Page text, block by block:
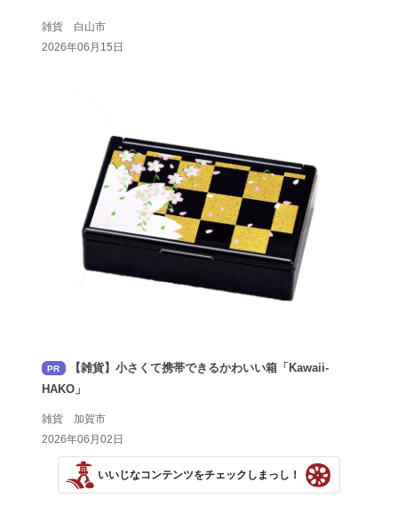
雑貨 白山市
2026年06月15日
PR
【雑貨】小さくて携帯できるかわいい箱「Kawaii-
HAKO」
雑貨 加賀市
2026年06月02日
いいじなコンテンツをチェックしまっし！